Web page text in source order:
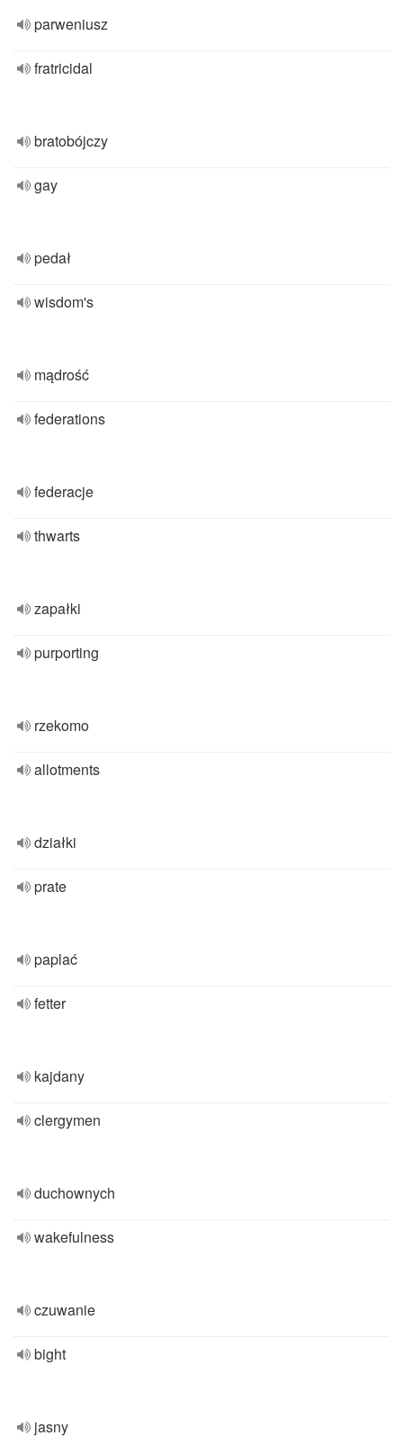
parweniusz
fratricidal
bratobójczy
gay
pedał
wisdom's
mądrość
federations
federacje
thwarts
zapałki
purporting
rzekomo
allotments
działki
prate
paplać
fetter
kajdany
clergymen
duchownych
wakefulness
czuwanie
bight
jasny